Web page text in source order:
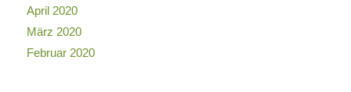
April 2020
März 2020
Februar 2020